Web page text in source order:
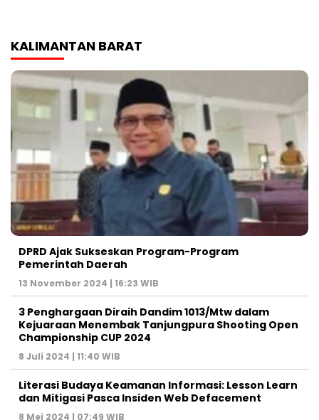
KALIMANTAN BARAT
DPRD Ajak Sukseskan Program-Program
Pemerintah Daerah
13 November 2024 | 16:23 WIB
3 Penghargaan Diraih Dandim 1013/Mtw dalam
Kejuaraan Menembak Tanjungpura Shooting Open
Championship CUP 2024
8 Juli 2024 | 11:40 WIB
Literasi Budaya Keamanan Informasi: Lesson Learn
dan Mitigasi Pasca Insiden Web Defacement
8 Mei 2024 | 07:49 WIB